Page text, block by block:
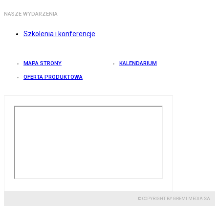
NASZE WYDARZENIA
Szkolenia i konferencje
MAPA STRONY KALENDARIUM
OFERTA PRODUKTOWA
© COPYRIGHT BY GREMI MEDIA SA